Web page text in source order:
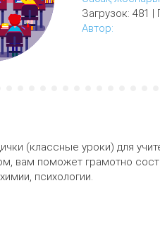
Загрузок: 481
Автор:
(классные уроки) для
вам поможет грамотно
психологии.